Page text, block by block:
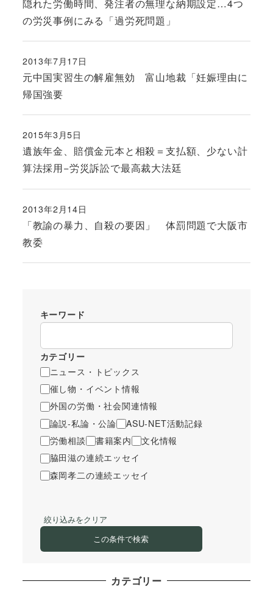
隠れた労働時間、発注者の無理な納期設定…4つ
の労災事例にみる「過労死問題」
元中国実習生の解雇無効 富山地裁「妊娠理由に
帰国強要
投稿日
2013年7月17日
遺族年金、賠償金元本と相殺＝支払額、少ない計
算法採用−労災訴訟で最高裁大法廷
投稿日
2015年3月5日
「教諭の暴力、自殺の要因」 体罰問題で大阪市
教委
投稿日
2013年2月14日
キーワード
カテゴリー
ニュース・トピックス
催し物・イベント情報
外国の労働・社会関連情報
論説-私論・公論
ASU-NET活動記録
労働相談
書籍案内
文化情報
脇田滋の連続エッセイ
森岡孝二の連続エッセイ
絞り込みをクリア
この条件で検索
カテゴリー